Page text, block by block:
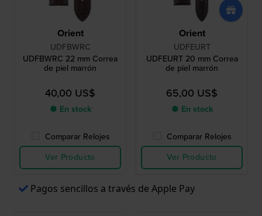
Orient
UDFBWRC
UDFBWRC 22 mm Correa
de piel marrón
40,00 US$
● En stock
Comparar Relojes
Ver Producto
Orient
UDFEURT
UDFEURT 20 mm Correa
de piel marrón
65,00 US$
● En stock
Comparar Relojes
Ver Producto
Pagos sencillos a través de Apple Pay